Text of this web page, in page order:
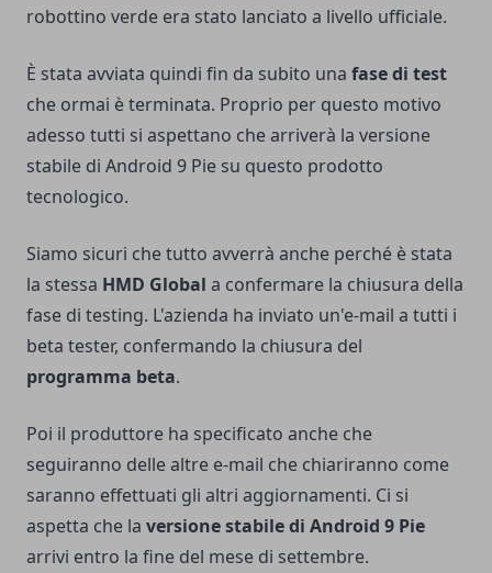
robottino verde era stato lanciato a livello ufficiale.
È stata avviata quindi fin da subito una fase di test
che ormai è terminata. Proprio per questo motivo
adesso tutti si aspettano che arriverà la versione
stabile di Android 9 Pie su questo prodotto
tecnologico.
Siamo sicuri che tutto avverrà anche perché è stata
la stessa HMD Global a confermare la chiusura della
fase di testing. L'azienda ha inviato un'e-mail a tutti i
beta tester, confermando la chiusura del
programma beta.
Poi il produttore ha specificato anche che
seguiranno delle altre e-mail che chiariranno come
saranno effettuati gli altri aggiornamenti. Ci si
aspetta che la versione stabile di Android 9 Pie
arrivi entro la fine del mese di settembre.